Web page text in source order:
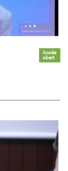
Accés
obert